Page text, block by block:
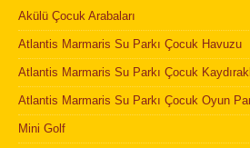
Akülü Çocuk Arabaları
Atlantis Marmaris Su Parkı Çocuk Havuzu
Atlantis Marmaris Su Parkı Çocuk
Atlantis Marmaris Su Parkı Çocuk Oyun
Mini Golf